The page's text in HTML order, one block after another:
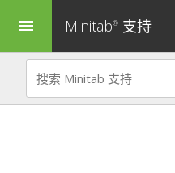
menu Minitab® 支持